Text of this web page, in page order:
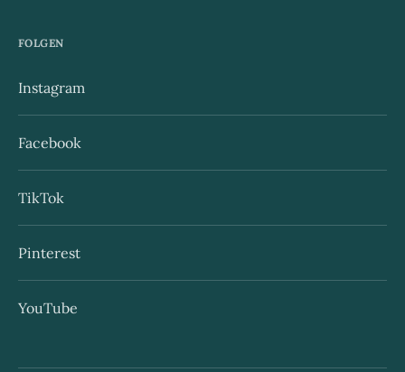
FOLGEN
Instagram
Facebook
TikTok
Pinterest
YouTube